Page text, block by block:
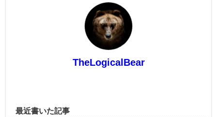
TheLogicalBear
最近書いた記事